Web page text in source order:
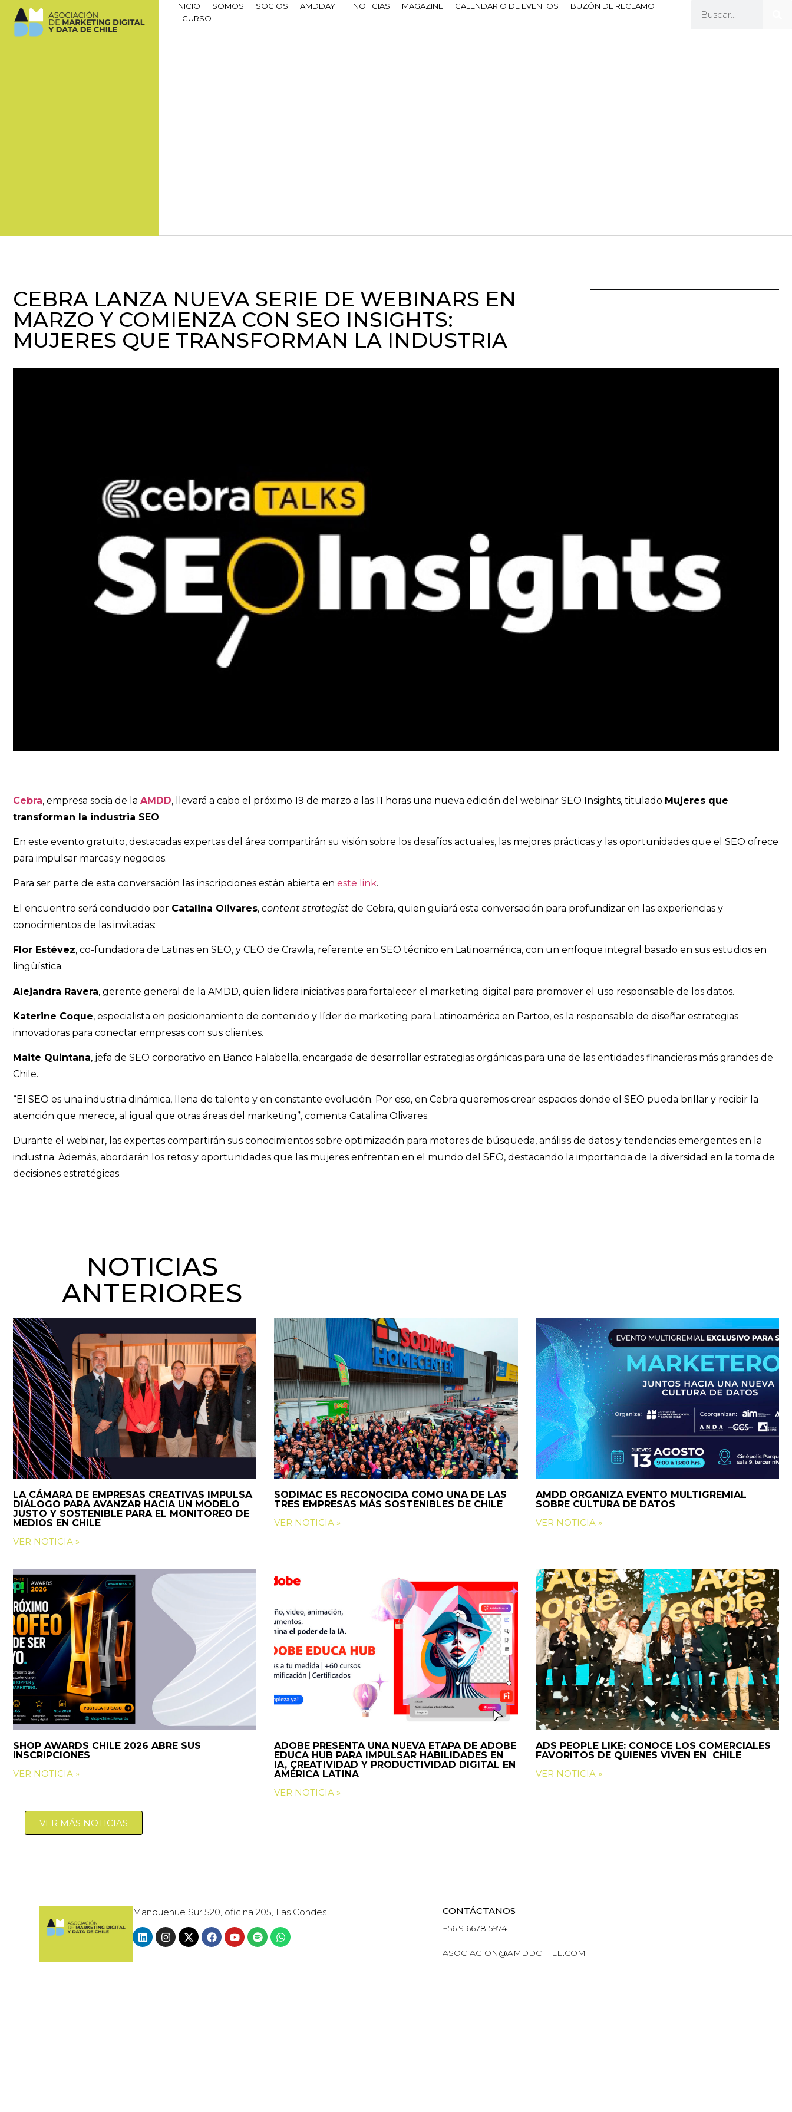
INICIO SOMOS SOCIOS AMDDAY NOTICIAS MAGAZINE CALENDARIO DE EVENTOS
BUZÓN DE RECLAMO
CURSO
CEBRA LANZA NUEVA SERIE DE WEBINARS EN
MARZO Y COMIENZA CON SEO INSIGHTS:
MUJERES QUE TRANSFORMAN LA INDUSTRIA
Cebra, empresa socia de la AMDD, llevará a cabo el próximo 19 de marzo a las 11 horas una nueva edición del webinar SEO Insights, titulado Mujeres que
transforman la industria SEO.
En este evento gratuito, destacadas expertas del área compartirán su visión sobre los desafíos actuales, las mejores prácticas y las oportunidades que el SEO ofrece
para impulsar marcas y negocios.
Para ser parte de esta conversación las inscripciones están abierta en este link.
El encuentro será conducido por Catalina Olivares, content strategist de Cebra, quien guiará esta conversación para profundizar en las experiencias y
conocimientos de las invitadas:
Flor Estévez, co-fundadora de Latinas en SEO, y CEO de Crawla, referente en SEO técnico en Latinoamérica, con un enfoque integral basado en sus estudios en
lingüística.
Alejandra Ravera, gerente general de la AMDD, quien lidera iniciativas para fortalecer el marketing digital para promover el uso responsable de los datos.
Katerine Coque, especialista en posicionamiento de contenido y líder de marketing para Latinoamérica en Partoo, es la responsable de diseñar estrategias
innovadoras para conectar empresas con sus clientes.
Maite Quintana, jefa de SEO corporativo en Banco Falabella, encargada de desarrollar estrategias orgánicas para una de las entidades financieras más grandes de
Chile.
“​​El SEO es una industria dinámica, llena de talento y en constante evolución. Por eso, en Cebra queremos crear espacios donde el SEO pueda brillar y recibir la
atención que merece, al igual que otras áreas del marketing”, comenta Catalina Olivares.
Durante el webinar, las expertas compartirán sus conocimientos sobre optimización para motores de búsqueda, análisis de datos y tendencias emergentes en la
industria. Además, abordarán los retos y oportunidades que las mujeres enfrentan en el mundo del SEO, destacando la importancia de la diversidad en la toma de
decisiones estratégicas.
NOTICIAS
ANTERIORES
LA CÁMARA DE EMPRESAS CREATIVAS IMPULSA
DIÁLOGO PARA AVANZAR HACIA UN MODELO
JUSTO Y SOSTENIBLE PARA EL MONITOREO DE
MEDIOS EN CHILE
VER NOTICIA »
SODIMAC ES RECONOCIDA COMO UNA DE LAS
TRES EMPRESAS MÁS SOSTENIBLES DE CHILE
VER NOTICIA »
AMDD ORGANIZA EVENTO MULTIGREMIAL
SOBRE CULTURA DE DATOS
VER NOTICIA »
SHOP AWARDS CHILE 2026 ABRE SUS
INSCRIPCIONES
VER NOTICIA »
ADOBE PRESENTA UNA NUEVA ETAPA DE ADOBE
EDUCA HUB PARA IMPULSAR HABILIDADES EN
IA, CREATIVIDAD Y PRODUCTIVIDAD DIGITAL EN
AMÉRICA LATINA
VER NOTICIA »
ADS PEOPLE LIKE: CONOCE LOS COMERCIALES
FAVORITOS DE QUIENES VIVEN EN CHILE
VER NOTICIA »
VER MÁS NOTICIAS
Manquehue Sur 520, oficina 205, Las Condes CONTÁCTANOS
+56 9 6678 5974
ASOCIACION@AMDDCHILE.COM